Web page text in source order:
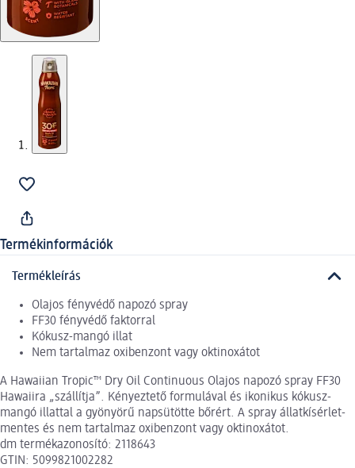
Termékinformációk
Termékleírás
Olajos fényvédő napozó spray
FF30 fényvédő faktorral
Kókusz-mangó illat
Nem tartalmaz oxibenzont vagy oktinoxátot
A Hawaiian Tropic™ Dry Oil Continuous Olajos napozó spray FF30
Hawaiira „szállítja”. Kényeztető formulával és ikonikus kókusz-
mangó illattal a gyönyörű napsütötte bőrért. A spray állatkísérlet-
mentes és nem tartalmaz oxibenzont vagy oktinoxátot.
dm termékazonosító: 2118643
GTIN: 5099821002282